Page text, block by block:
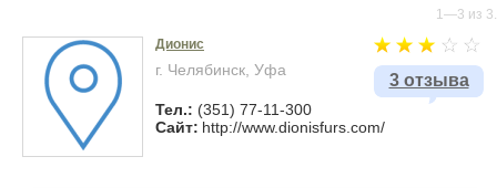
1—3 из 3.
3 отзыва
Дионис
г. Челябинск, Уфа
Тел.: (351) 77-11-300
Сайт: http://www.dionisfurs.com/